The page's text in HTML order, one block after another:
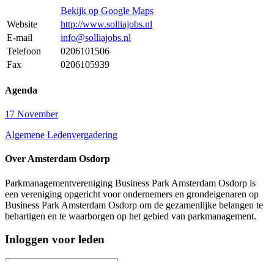
Bekijk op Google Maps
Website
http://www.solliajobs.nl
E-mail
info@solliajobs.nl
Telefoon
0206101506
Fax
0206105939
Agenda
17 November
Algemene Ledenvergadering
Over Amsterdam Osdorp
Parkmanagementvereniging Business Park Amsterdam Osdorp is
een vereniging opgericht voor ondernemers en grondeigenaren op
Business Park Amsterdam Osdorp om de gezamenlijke belangen te
behartigen en te waarborgen op het gebied van parkmanagement.
Inloggen voor leden